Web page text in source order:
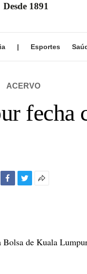
Desde 1891
| Esportes
ACERVO
fecha
de Kuala